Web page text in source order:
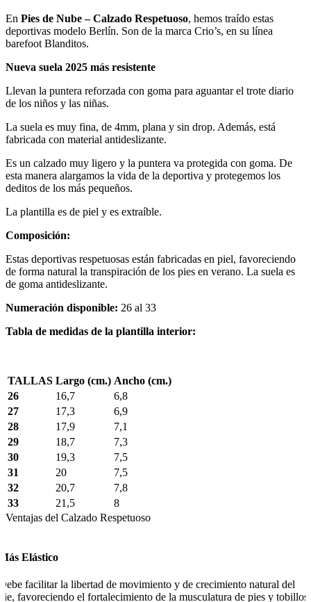
En Pies de Nube – Calzado Respetuoso, hemos traído estas
deportivas modelo Berlín. Son de la marca Crio’s, en su línea
barefoot Blanditos.
Nueva suela 2025 más resistente
Llevan la puntera reforzada con goma para aguantar el trote diario
de los niños y las niñas.
La suela es muy fina, de 4mm, plana y sin drop. Además, está
fabricada con material antideslizante.
Es un calzado muy ligero y la puntera va protegida con goma. De
esta manera alargamos la vida de la deportiva y protegemos los
deditos de los más pequeños.
La plantilla es de piel y es extraíble.
Composición:
Estas deportivas respetuosas están fabricadas en piel, favoreciendo
de forma natural la transpiración de los pies en verano. La suela es
de goma antideslizante.
Numeración disponible: 26 al 33
Tabla de medidas de la plantilla interior:
TALLAS Largo (cm.) Ancho (cm.)
26
16,7
6,8
27
17,3
6,9
28
17,9
7,1
29
18,7
7,3
30
19,3
7,5
31
20
7,5
32
20,7
7,8
33
21,5
8
Ventajas del Calzado Respetuoso
Elástico
facilitar la libertad de movimiento y de crecimiento natural del
favoreciendo el fortalecimiento de la musculatura de pies y tobillos.